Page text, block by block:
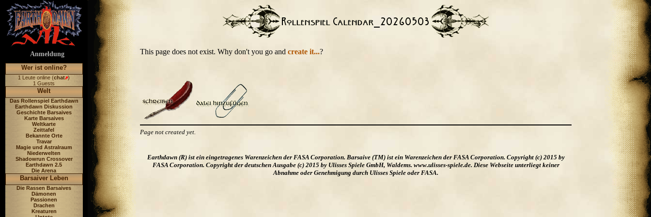
Anmeldung
Wer ist online?
1 Leute online (chat )
1 Guests
Welt
Das Rollenspiel Earthdawn
Earthdawn Diskussion
Geschichte Barsaives
Karte Barsaives
Weltkarte
Zeittafel
Bekannte Orte
Travar
Magie und Astralraum
Niederwelten
Shadowrun Crossover
Earthdawn 2.5
Die Arena
Barsaiver Leben
Die Rassen Barsaives
Dämonen
Passionen
Drachen
Kreaturen
This page does not exist. Why don't you go and create it...?
Page not created yet.
Earthdawn (R) ist ein eingetragenes Warenzeichen der FASA Corporation. Barsaive (TM) ist ein Warenzeichen der FASA Corporation. Copyright (c) 2015 by
FASA Corporation. Copyright der deutschen Ausgabe (c) 2015 by Ulisses Spiele GmbH, Waldems. www.ulisses-spiele.de. Diese Webseite unterliegt keiner
Abnahme oder Genehmigung durch Ulisses Spiele oder FASA.